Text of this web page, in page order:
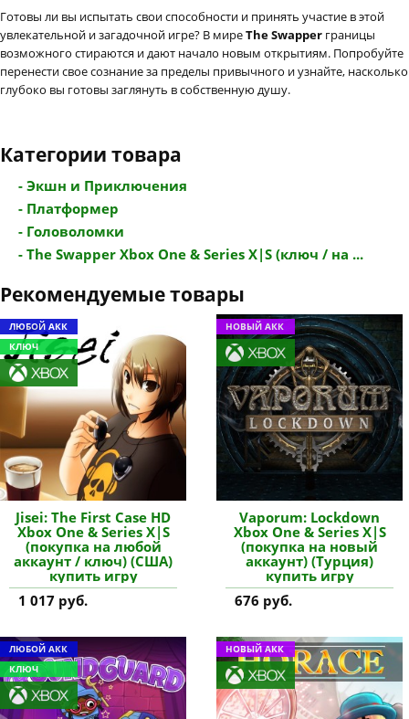
Готовы ли вы испытать свои способности и принять участие в этой
увлекательной и загадочной игре? В миреThe Swapper границы
возможного стираются и дают начало новым открытиям. Попробуйте
перенести свое сознание за пределы привычного и узнайте, насколько
глубоко вы готовы заглянуть в собственную душу.
Категории товара
- Экшн и Приключения
- Платформер
- Головоломки
- The Swapper Xbox One & Series X|S (ключ / на ...
Рекомендуемые товары
ЛЮБОЙ АКК
КЛЮЧ
Jisei: The First Case HD
Xbox One & Series X|S
(покупка на любой
аккаунт / ключ) (США)
купить игру
1 017 руб.
НОВЫЙ АКК
Vaporum: Lockdown
Xbox One & Series X|S
(покупка на новый
аккаунт) (Турция)
купить игру
676 руб.
ЛЮБОЙ АКК
КЛЮЧ
НОВЫЙ АКК